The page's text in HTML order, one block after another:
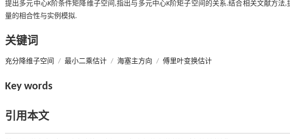
提出多元中心K阶条件矩降维子空间,指出与多元中心K阶矩子空间的关系.结合相关文献方
量的相合性与实例模拟.
关键词
充分降维子空间 / 最小二乘估计 / 海塞主方向 / 傅里叶变换估计
Key words
引用本文